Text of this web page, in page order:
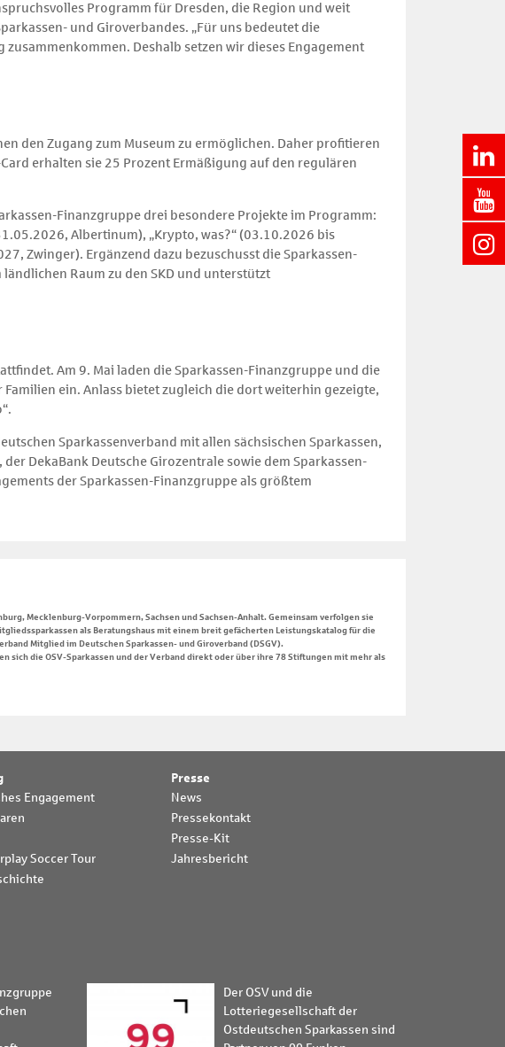
Programm für Dresden, die Region und weit
und Giroverbandes. „Für uns bedeutet die
Deshalb setzen wir dieses Engagement
den Zugang zum Museum zu ermöglichen. Daher profitieren
erhalten sie 25 Prozent Ermäßigung auf den regulären
Finanzgruppe drei besondere Projekte im Programm:
Albertinum), „Krypto, was?“ (03.10.2026 bis
Zwinger). Ergänzend dazu bezuschusst die Sparkassen-
Raum zu den SKD und unterstützt
Am 9. Mai laden die Sparkassen-Finanzgruppe und die
ein. Anlass bietet zugleich die dort weiterhin gezeigte,
Sparkassenverband mit allen sächsischen Sparkassen,
DekaBank Deutsche Girozentrale sowie dem Sparkassen-
der Sparkassen-Finanzgruppe als größtem
Mecklenburg-Vorpommern, Sachsen und Sachsen-Anhalt. Gemeinsam verfolgen sie
als Beratungshaus mit einem breit gefächerten Leistungskatalog für die
Mitglied im Deutschen Sparkassen- und Giroverband (DSGV).
sich die OSV-Sparkassen und der Verband direkt oder über ihre 78 Stiftungen mit mehr als
Engagement
Soccer Tour
Presse
News
Pressekontakt
Presse-Kit
Jahresbericht
Der OSV und die
Lotteriegesellschaft der
Ostdeutschen Sparkassen sind